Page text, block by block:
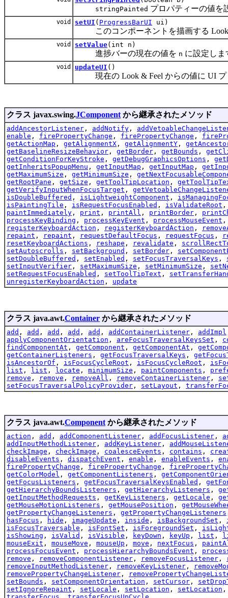
stringPainted プロパティーの値を
void setUI ( ProgressBarUI ui)
このコンポーネントを描画する Look
void setValue(int n)
進捗バーの現在の値を n に設定しま
void updateUI ()
現在の Look & Feel からの値に UI プ
クラス javax.swing.JComponent から継承されたメソッド
addAncestorListener , addNotify ,
enable , firePropertyChange , firePropertyChange ,
getActionMap , getAlignmentX , getAlignmentY ,
getBaselineResizeBehavior , getBorder , getBounds ,
getConditionForKeyStroke , getDebugGraphicsOptions ,
getInheritsPopupMenu , getInputMap , getInputMap ,
getMaximumSize , getMinimumSize ,
getRootPane , getSize , getToolTipLocation ,
getVerifyInputWhenFocusTarget ,
isDoubleBuffered , isLightweightComponent ,
isPaintingTile , isRequestFocusEnabled , isValidateRoot
paintImmediately , print , printAll , printBorder ,
processKeyBinding , processKeyEvent , processMouseEvent
registerKeyboardAction , registerKeyboardAction ,
repaint , repaint , requestDefaultFocus , requestFocus ,
resetKeyboardActions , reshape , revalidate ,
setAutoscrolls , setBackground , setBorder ,
setDoubleBuffered , setEnabled , setFocusTraversalKeys ,
setInputVerifier , setMaximumSize , setMinimumSize ,
setRequestFocusEnabled , setToolTipText ,
unregisterKeyboardAction , update
クラス java.awt.Container から継承されたメソッド
add , add , add , add , add , addContainerListener , addImpl
applyComponentOrientation , areFocusTraversalKeysSet ,
findComponentAt , getComponent , getComponentAt ,
getContainerListeners , getFocusTraversalKeys ,
isAncestorOf , isFocusCycleRoot , isFocusCycleRoot ,
list , list , locate , minimumSize , paintComponents ,
remove , remove , removeAll , removeContainerListener ,
setFocusTraversalPolicyProvider , setLayout ,
クラス java.awt.Component から継承されたメソッド
action , add , addComponentListener , addFocusListener ,
addInputMethodListener , addKeyListener ,
checkImage , checkImage , coalesceEvents , contains ,
disableEvents , dispatchEvent , enable , enableEvents ,
firePropertyChange , firePropertyChange ,
getColorModel , getComponentListeners ,
getFocusListeners , getFocusTraversalKeysEnabled ,
getHierarchyBoundsListeners , getHierarchyListeners ,
getInputMethodRequests , getKeyListeners , getLocale ,
getMouseMotionListeners , getMousePosition ,
getPropertyChangeListeners , getPropertyChangeListeners
hasFocus , hide , imageUpdate , inside , isBackgroundSet ,
isFocusTraversable , isFontSet , isForegroundSet ,
isShowing , isValid , isVisible , keyDown , keyUp , list ,
mouseExit , mouseMove , mouseUp , move , nextFocus ,
processFocusEvent , processHierarchyBoundsEvent ,
remove , removeComponentListener , removeFocusListener ,
removeInputMethodListener , removeKeyListener ,
removePropertyChangeListener ,
setBounds , setComponentOrientation , setCursor ,
setIgnoreRepaint , setLocale , setLocation , setLocation